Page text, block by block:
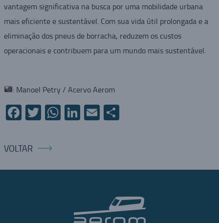
vantagem significativa na busca por uma mobilidade urbana
mais eficiente e sustentável. Com sua vida útil prolongada e a
eliminação dos pneus de borracha, reduzem os custos
operacionais e contribuem para um mundo mais sustentável.
: Manoel Petry / Acervo Aerom
Facebook
Twitter
WhatsApp
LinkedIn
EmailCompartilhar
VOLTAR